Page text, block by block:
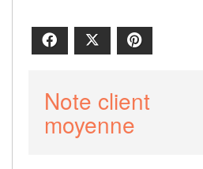
Facebook
Note client
moyenne